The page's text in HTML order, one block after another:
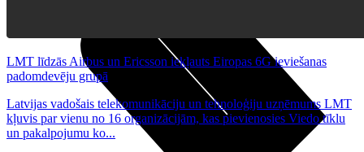
LMT līdzās Airbus un Ericsson iekļauts Eiropas 6G ieviešanas
padomdevēju grupā
Latvijas vadošais telekomunikāciju un tehnoloģiju uzņēmums LMT
kļuvis par vienu no 16 organizācijām, kas pievienosies Viedo tīklu
un pakalpojumu ko...